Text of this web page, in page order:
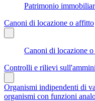
Patrimonio
Canoni di locazione o affitto
Canoni di locazione
Controlli e rilievi
Organismi indipendenti di
organismi con funzioni